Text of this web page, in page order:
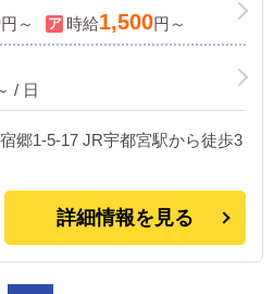
円～ 時給1,500円～
/ 日
都宮駅から徒歩3
詳細情報を見る